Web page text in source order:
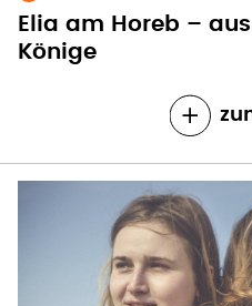
Elia am Horeb –
Könige